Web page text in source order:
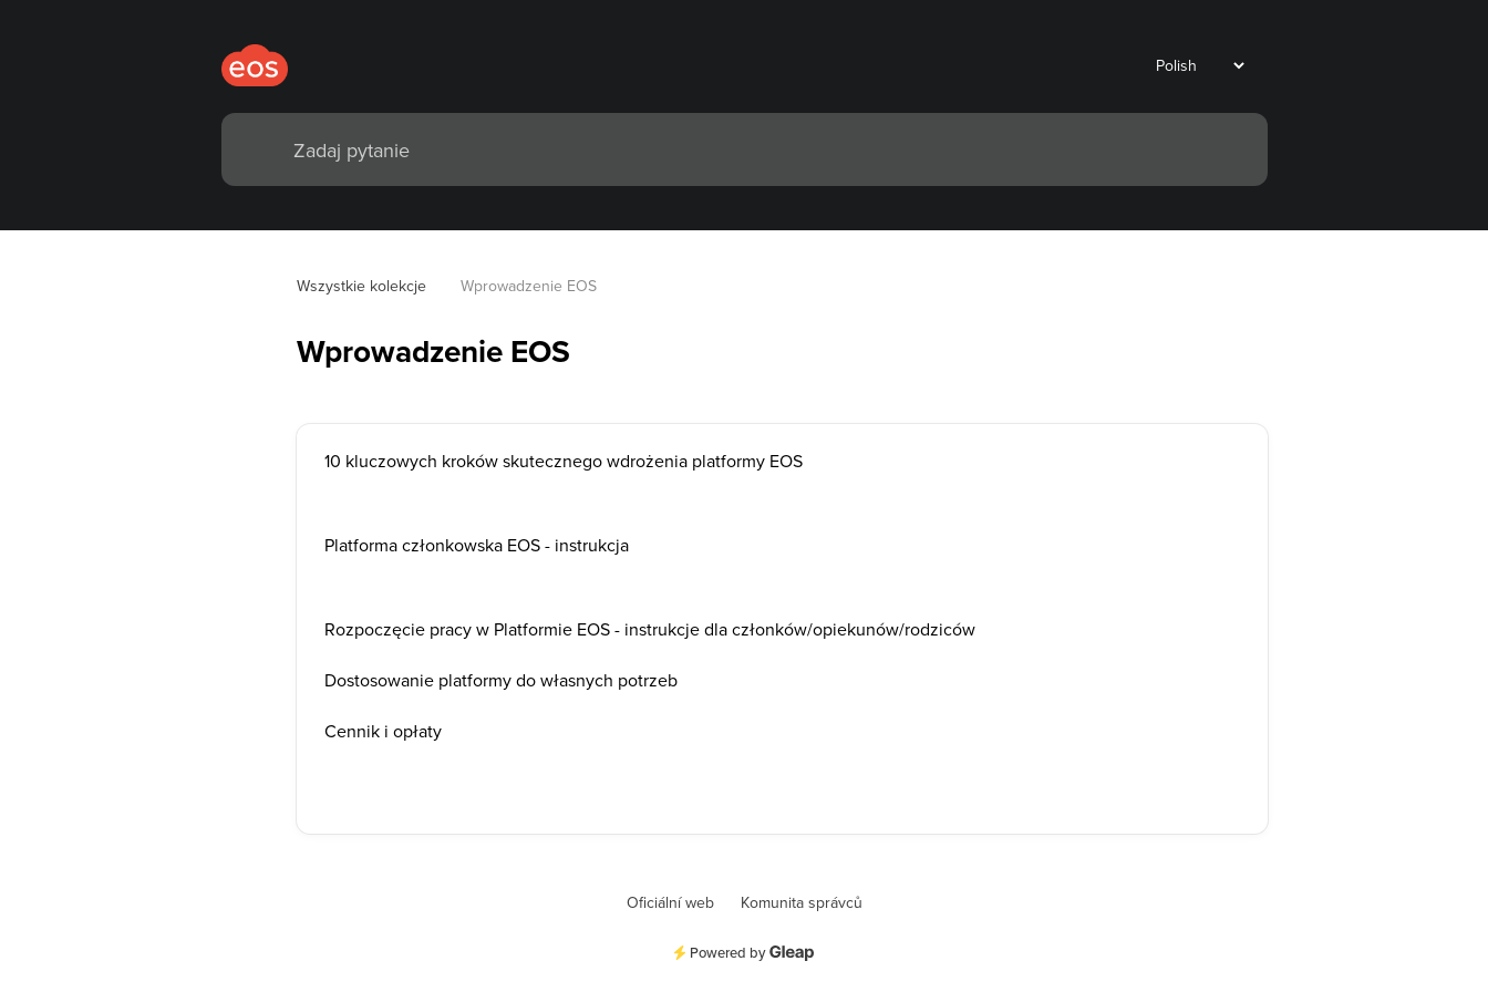
Wszystkie kolekcje Wprowadzenie EOS
Wprowadzenie EOS
10 kluczowych kroków skutecznego wdrożenia platformy EOS
Platforma członkowska EOS - instrukcja
Rozpoczęcie pracy w Platformie EOS - instrukcje dla członków/opiekunów/rodziców
Dostosowanie platformy do własnych potrzeb
Cennik i opłaty
Oficiální web Komunita správců
Powered by